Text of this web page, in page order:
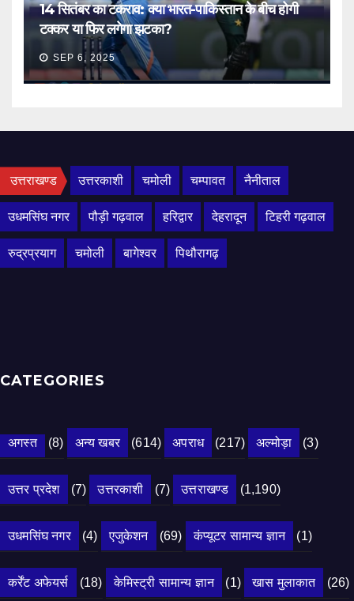
14 सितंबर का टकराव: क्या भारत-पाकिस्तान के बीच होगी
टक्कर या फिर लगेगा झटका?
SEP 6, 2025
उत्तराखण्ड उत्तरकाशी चमोली चम्पावत नैनीताल
उधमसिंघ नगर पौड़ी गढ़वाल हरिद्वार देहरादून टिहरी गढ़वाल
रुद्रप्रयाग चमोली बागेश्वर पिथौरागढ़
CATEGORIES
अगस्त (8) अन्य खबर (614) अपराध (217) अल्मोड़ा (3)
उत्तर प्रदेश (7) उत्तरकाशी (7) उत्तराखण्ड (1,190)
उधमसिंघ नगर (4) एजुकेशन (69) कंप्यूटर सामान्य ज्ञान (1)
कर्रेंट अफेयर्स (18) केमिस्ट्री सामान्य ज्ञान (1) खास मुलाकात (26)